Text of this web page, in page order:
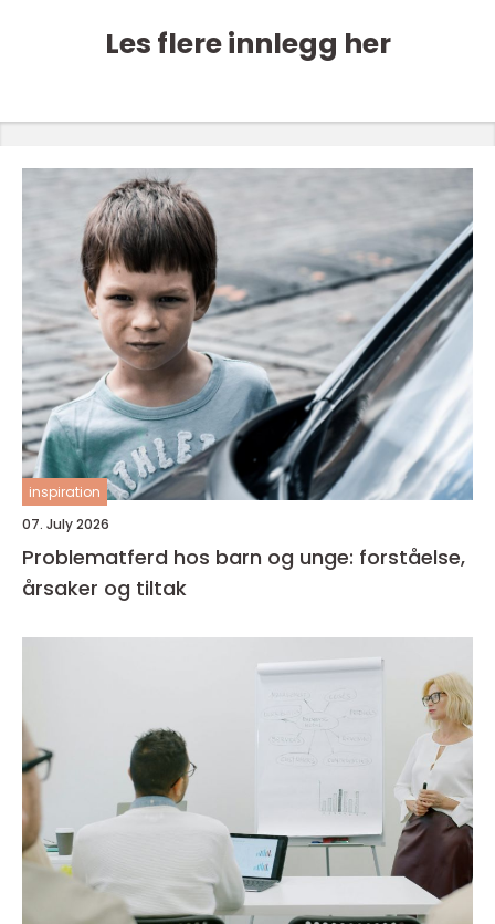
Les flere innlegg her
inspiration
07. July 2026
Problematferd hos barn og unge: forståelse,
årsaker og tiltak